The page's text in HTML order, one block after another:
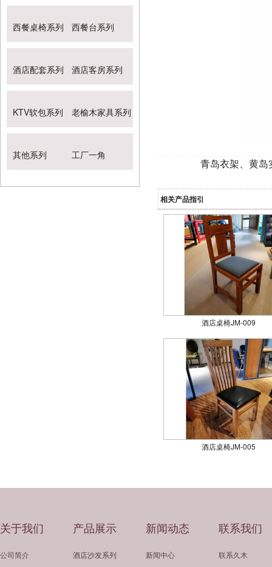
西餐桌椅系列 西餐台系列
酒店配套系列 酒店客房系列
KTV软包系列 老榆木家具系列
其他系列 工厂一角
青岛衣架、黄
相关产品指引
酒店桌椅JM-009
酒店桌椅JM-005
关于我们
公司简介
产品展示
酒店沙发系列
新闻动态
新闻中心
联系我们
联系久木